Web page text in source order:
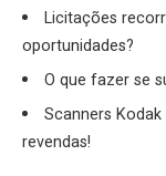
Licitações
oportunidades?
O que fazer se
Scanners
revendas!